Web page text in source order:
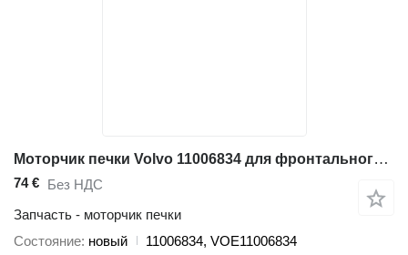
Моторчик печки Volvo 11006834 для фронтального погрузчика Volvo A20, A25, A30, A35, A40, L110, L120, L150, L160, L220, L330, L30, L50, L60, L70, L90, EC280, EC340, EC390
74 € Без НДС
Запчасть - моторчик печки
Состояние новый
11006834, VOE11006834